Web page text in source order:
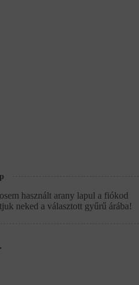
használt arany lapul a fiókod
neked a választott gyűrű árába!